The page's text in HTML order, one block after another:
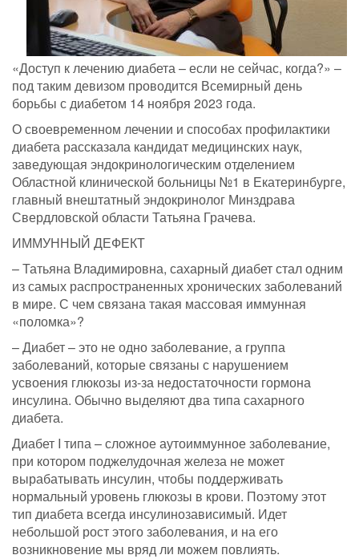
«Доступ к лечению диабета – если не сейчас, когда?» –
под таким девизом проводится Всемирный день
борьбы с диабетом 14 ноября 2023 года.
О своевременном лечении и способах профилактики
диабета рассказала кандидат медицинских наук,
заведующая эндокринологическим отделением
Областной клинической больницы №1 в Екатеринбурге,
главный внештатный эндокринолог Минздрава
Свердловской области Татьяна Грачева.
ИММУННЫЙ ДЕФЕКТ
– Татьяна Владимировна, сахарный диабет стал одним
из самых распространенных хронических заболеваний
в мире. С чем связана такая массовая иммунная
«поломка»?
– Диабет – это не одно заболевание, а группа
заболеваний, которые связаны с нарушением
усвоения глюкозы из-за недостаточности гормона
инсулина. Обычно выделяют два типа сахарного
диабета.
Диабет I типа – сложное аутоиммунное заболевание,
при котором поджелудочная железа не может
вырабатывать инсулин, чтобы поддерживать
нормальный уровень глюкозы в крови. Поэтому этот
тип диабета всегда инсулинозависимый. Идет
небольшой рост этого заболевания, и на его
возникновение мы вряд ли можем повлиять.